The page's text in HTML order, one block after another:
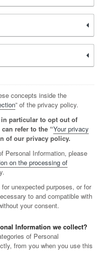
concepts inside the
” of the privacy policy.
particular to opt out of
refer to the “Your privacy
of our privacy policy.
Personal Information, please
on the processing of
unexpected purposes, or for
to and compatible with
your consent.
Information we collect?
of Personal
from you when you use this